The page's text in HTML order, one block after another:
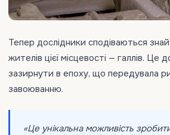
Тепер дослідники сподіваються
жителів цієї місцевості — галлів. Це
зазирнути в епоху, що передувала
завоюванню.
«Це унікальна можливість